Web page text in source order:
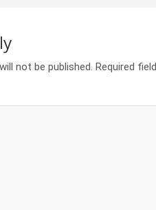
not be published. Required